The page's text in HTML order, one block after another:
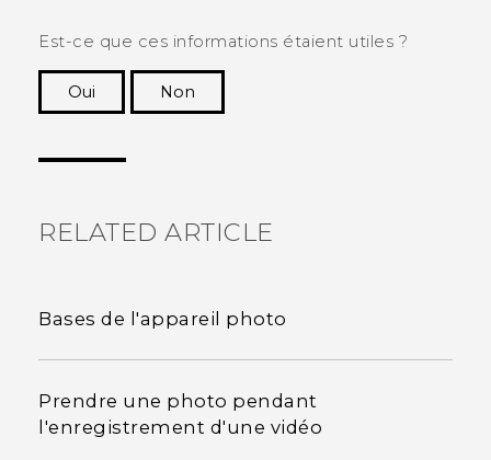
Est-ce que ces informations étaient utiles ?
Oui
Non
RELATED ARTICLE
Bases de l'appareil photo
Prendre une photo pendant
l'enregistrement d'une vidéo